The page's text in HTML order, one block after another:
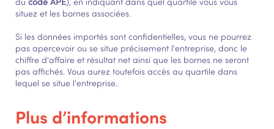
situez et les bornes associées.
Si les données importés sont confidentielles, vous ne pourrez
pas apercevoir ou se situe précisement l'entreprise, donc le
chiffre d'affaire et résultat net ainsi que les bornes ne seront
pas affichés. Vous aurez toutefois accès au quartile dans
lequel se situe l'entreprise.
Plus d’informations